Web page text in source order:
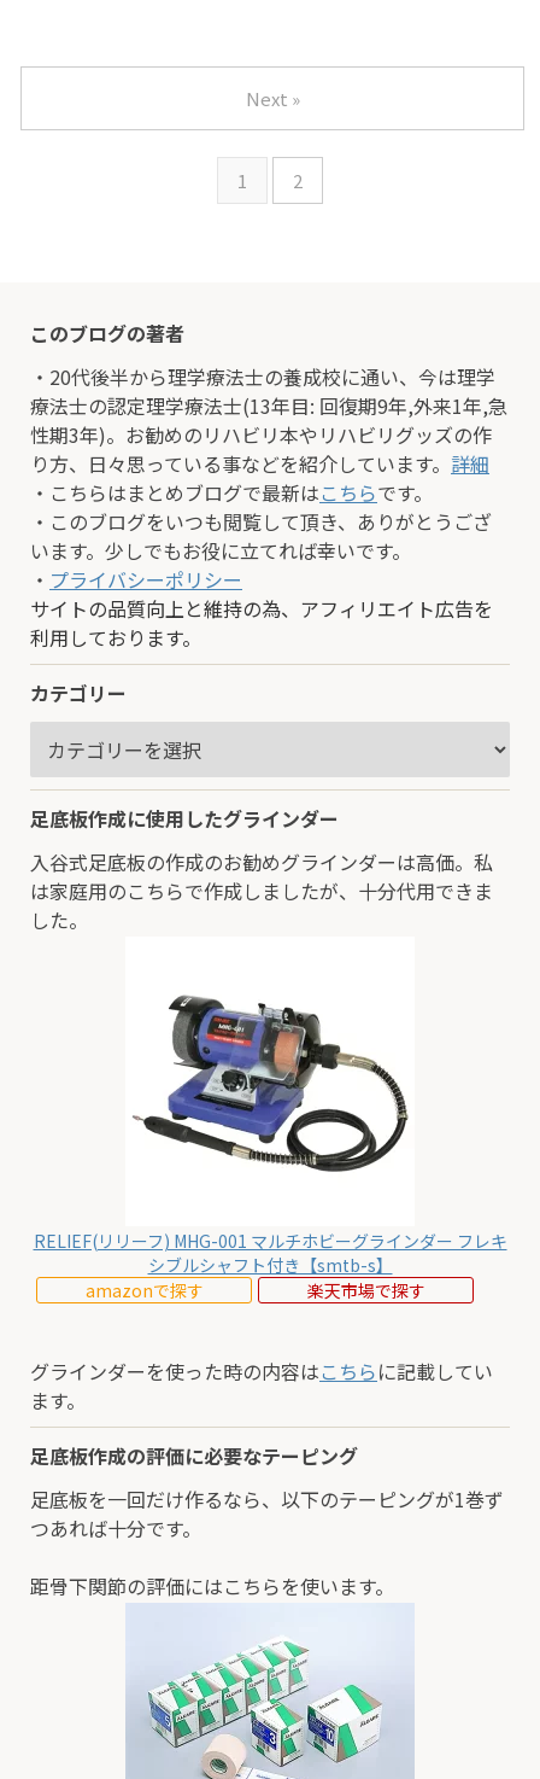
1 2
Next »
このブログの著者
・20代後半から理学療法士の養成校に通い、今は理学
療法士の認定理学療法士(13年目: 回復期9年,外来1年,急
性期3年)。お勧めのリハビリ本やリハビリグッズの作
り方、日々思っている事などを紹介しています。 詳細
・こちらはまとめブログで最新はこちらです。
・このブログをいつも閲覧して頂き、ありがとうござ
います。少しでもお役に立てれば幸いです。
・ プライバシーポリシー
サイトの品質向上と維持の為、アフィリエイト広告を
利用しております。
カテゴリー
足底板作成に使用したグラインダー
入谷式足底板の作成のお勧めグラインダーは高価。私
は家庭用のこちらで作成しましたが、十分代用できま
した。
RELIEF(リリーフ) MHG-001 マルチホビーグラインダー フレキ
シブルシャフト付き【smtb-s】
amazonで探す
楽天市場で探す
グラインダーを使った時の内容はこちらに記載してい
ます。
足底板作成の評価に必要なテーピング
足底板を一回だけ作るなら、以下のテーピングが1巻ず
つあれば十分です。
距骨下関節の評価にはこちらを使います。